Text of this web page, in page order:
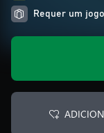
Requer um jogo